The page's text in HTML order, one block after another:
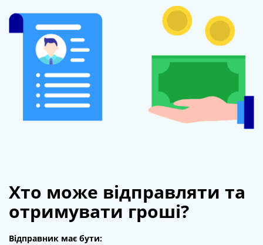
Хто може відправляти та
отримувати гроші?
Відправник має бути: